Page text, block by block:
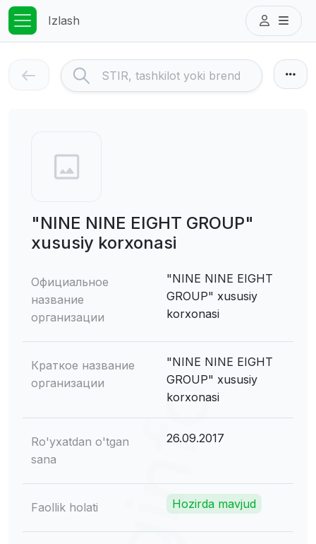
Izlash
"NINE NINE EIGHT GROUP"
xususiy korxonasi
Официальное
название
организации
"NINE NINE EIGHT
GROUP" xususiy
korxonasi
Краткое название
организации
"NINE NINE EIGHT
GROUP" xususiy
korxonasi
Ro'yxatdan o'tgan
sana
26.09.2017
Faollik holati Hozirda mavjud